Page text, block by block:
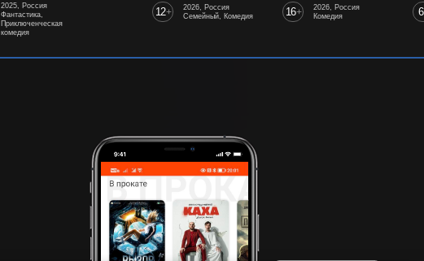
2025, Россия
Фантастика,
Приключенческая
комедия
12+
2026, Россия
Семейный, Комедия
16+
2026, Россия
Комедия
6